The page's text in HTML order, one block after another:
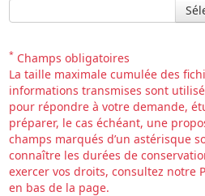
*Champs obligatoires
La taille maximale cumulée des
informations transmises sont
pour répondre à votre demande,
préparer, le cas échéant, une
champs marqués d’un astérisque
connaître les durées de
exercer vos droits, consultez notre
en bas de la page.